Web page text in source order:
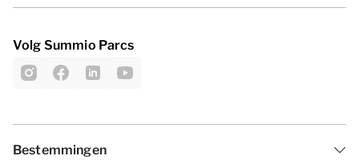
Volg Summio Parcs
Bestemmingen